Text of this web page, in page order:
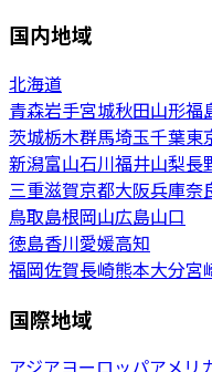
国内地域
北海道
青森岩手宮城秋田山形福
茨城栃木群馬埼玉千葉東
新潟富山石川福井山梨長
三重滋賀京都大阪兵庫奈
鳥取島根岡山広島山口
徳島香川愛媛高知
福岡佐賀長崎熊本大分宮
国際地域